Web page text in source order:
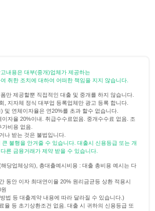
내용은 대부(중개)업체가 제공하는
취한 조치에 대하여 어떠한 책임을 지지 않습니다.
만 제공할뿐 직접적인 대출 및 중개를 하지 않습니다.
, 지자체 정식 대부업 등록업체만 광고 등록 합니다.
및 연체이자율은 연20%를 초과 할수 없습니다.
이자율 20%이내. 취급수수료없음. 중개수수료 없음. 조
가비용 없음.
나 받는 것은 불법입니다.
불행을 안겨줄 수 있습니다. 대출시 신용등급 또는 개
른 금융거래가 제약 받을 수 있습니다.
당업체상의), 총대출예시비용 : 대출 총비용 예시는 다
동안 이자 최대연이율 20% 원리금균등 상환 적용시
법 등 대출계약 내용에 따라 달라질 수 있습니다.)
율 등 초기상환조건 없음. 대출 시 귀하의 신용등급 또